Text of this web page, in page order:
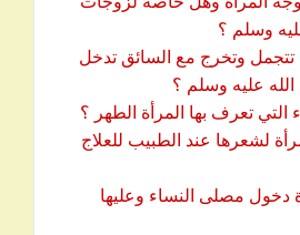
وسلم ؟
تتجمل وتخرج مع السائق تدخل
عليه وسلم ؟
لشعرها عند الطبيب للعلاج
دخول مصلى النساء وعليها